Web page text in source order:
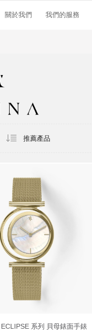
關於我們 我們的服務
系列 貝母錶面手錶